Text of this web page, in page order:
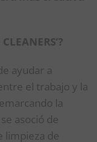
ayudar a
el trabajo y la
la
asoció de
limpieza de